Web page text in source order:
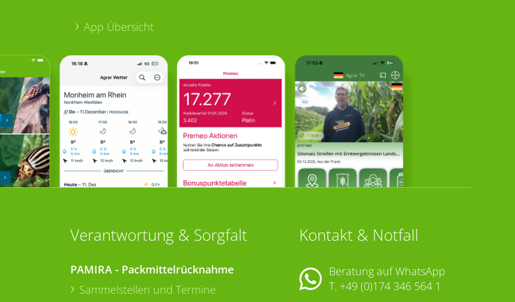
App Übersicht
Verantwortung & Sorgfalt
PAMIRA - Packmittelrücknahme
Sammelstellen und Termine
Kontakt & Notfall
Beratung auf WhatsApp
T. +49 (0)174 346 564 1